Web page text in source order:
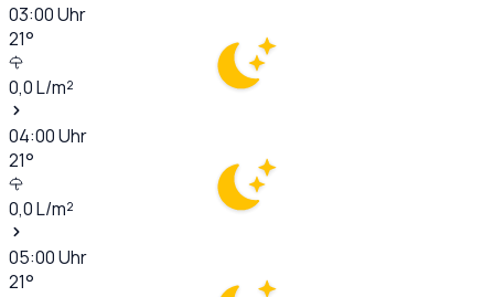
03:00Uhr
21°
0,0L/m²
04:00Uhr
21°
0,0L/m²
05:00Uhr
21°